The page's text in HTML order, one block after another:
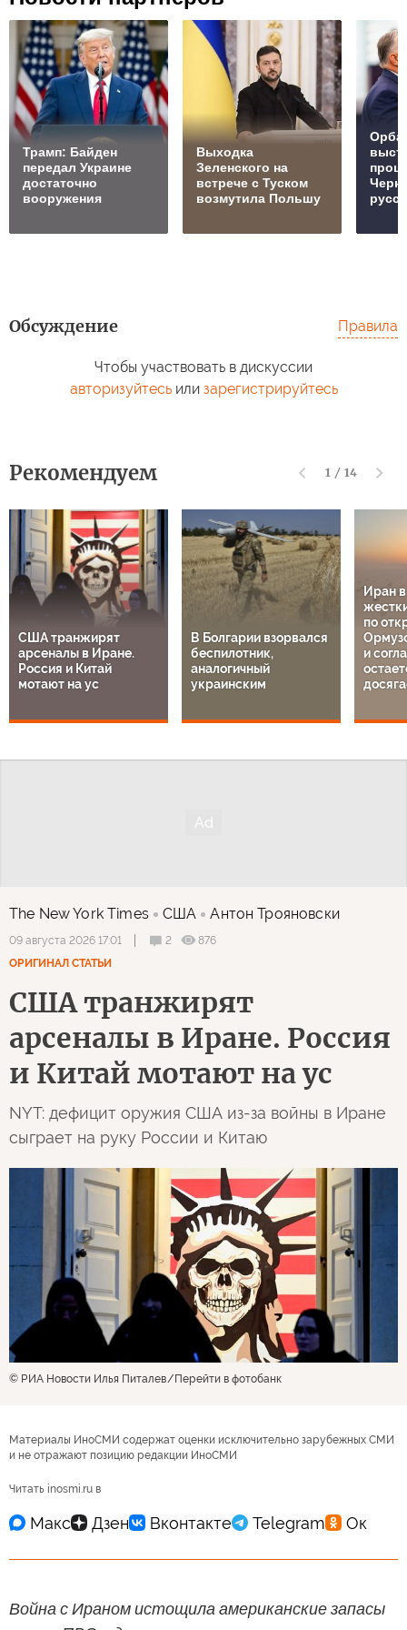
Трамп: Байден
передал Украине
достаточно
вооружения
Выходка
Зеленского на
встрече с Туском
возмутила Польшу
Обсуждение Правила
Чтобы участвовать в дискуссии
авторизуйтесьили зарегистрируйтесь
Рекомендуем 1 / 14
США транжирят
арсеналы в Иране.
Россия и Китай
мотают на ус
В Болгарии взорвался
беспилотник,
аналогичный
украинским
Иран
по
и
The New York Times США Антон Трояновски
09 августа 2026 17:01 2
876
ОРИГИНАЛ СТАТЬИ
США транжирят
арсеналы в Иране. Россия
и Китай мотают на ус
NYT: дефицит оружия США из-за войны в Иране
сыграет на руку России и Китаю
© РИА Новости Илья Питалев Перейти в фотобанк
Материалы ИноСМИ содержат оценки исключительно зарубежных СМИ
и не отражают позицию редакции ИноСМИ
Читать inosmi.ru в
Война с Ираном истощила американские запасы